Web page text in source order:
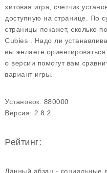
хитовая игра, счетчик
доступную на странице. По
страницы покажет, сколько
Cubies . Надо ли
вы желаете
о версии помогут вам
вариант игры.
Установок: 880000
Версия: 2.8.2
Рейтинг:
Данный абзац - социальные